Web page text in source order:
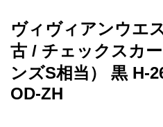
ヴィヴィアンウエ
古 / チェックスカ
ンズS相当） 黒 H-
OD-ZH